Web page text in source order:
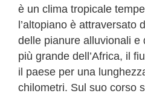
è un clima tropicale
l’altopiano è attraversato
delle pianure alluvionali
più grande dell’Africa, il
il paese per una
chilometri. Sul suo corso